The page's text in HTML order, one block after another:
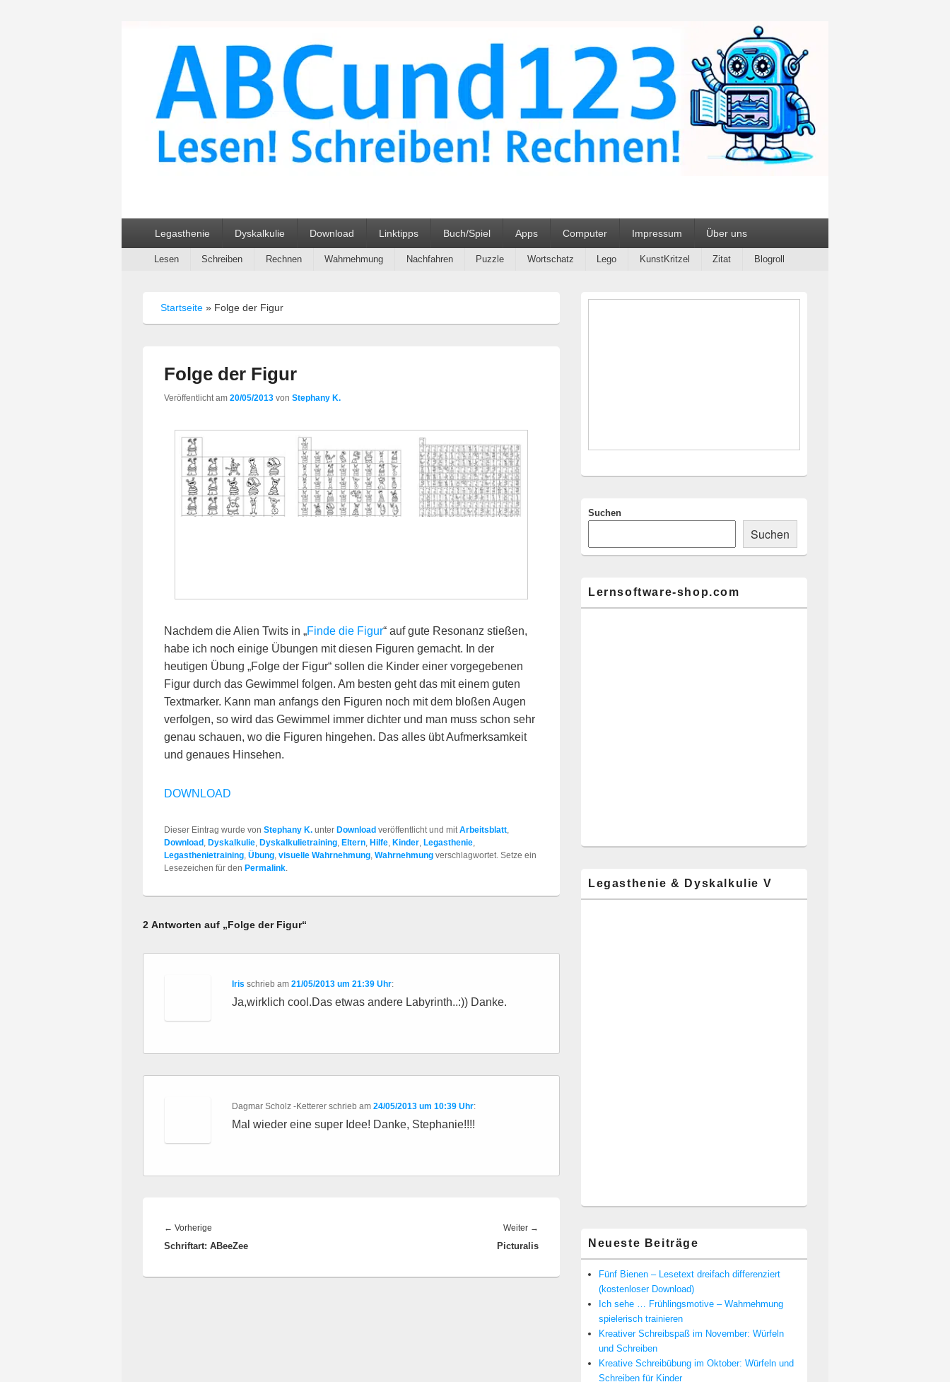
ABC und 123 Lehrmittel Unterrichtsmaterialien
Legasthenie Dyskalkulie Download Linktipps Buch/Spiel Apps Computer Impressum Über uns
Sekundäres
Lesen Schreiben Rechnen Wahrnehmung Nachfahren Puzzle Wortschatz Lego KunstKritzel Zitat Blogroll
Startseite » Folge der Figur
Folge der Figur
Veröffentlicht am 20/05/2013 von Stephany K.
Nachdem die Alien Twits in „Finde die Figur“ auf gute Resonanz stießen,
habe ich noch einige Übungen mit diesen Figuren gemacht. In der
heutigen Übung „Folge der Figur“ sollen die Kinder einer vorgegebenen
Figur durch das Gewimmel folgen. Am besten geht das mit einem guten
Textmarker. Kann man anfangs den Figuren noch mit dem bloßen Augen
verfolgen, so wird das Gewimmel immer dichter und man muss schon sehr
genau schauen, wo die Figuren hingehen. Das alles übt Aufmerksamkeit
und genaues Hinsehen.
DOWNLOAD
Dieser Eintrag wurde von Stephany K. unter Download veröffentlicht und mitArbeitsblatt,
Download , Dyskalkulie, Dyskalkulietraining, Eltern, Hilfe, Kinder, Legasthenie,
Legasthenietraining, Übung, visuelle Wahrnehmung, Wahrnehmung verschlagwortet. Setze ein
Lesezeichen für den Permalink.
2 Antworten auf „Folge der Figur“
Iris schrieb am21/05/2013 um 21:39 Uhr:
Ja,wirklich cool.Das etwas andere Labyrinth..:)) Danke.
Dagmar Scholz -Ketterer schrieb am24/05/2013 um 10:39 Uhr:
Mal wieder eine super Idee! Danke, Stephanie!!!!
← Vorherige
Beitrag:
Schriftart: ABeeZee
Weiter →
Beitrag:
Picturalis
Primärer
Suchen
Suchen
Lernsoftware-shop.com
Legasthenie & Dyskalkulie V
Neueste Beiträge
Fünf Bienen – Lesetext dreifach differenziert
(kostenloser Download)
Ich sehe … Frühlingsmotive – Wahrnehmung
spielerisch trainieren
Kreativer Schreibspaß im November: Würfeln
und Schreiben
Kreative Schreibübung im Oktober: Würfeln und
Schreiben für Kinder